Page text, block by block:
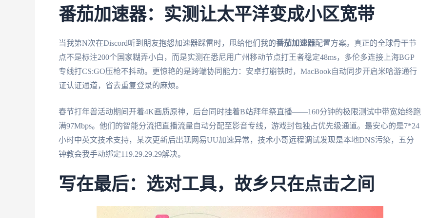
番茄加速器：实测让太平洋变成小区宽带
当我第N次在Discord听到朋友抱怨加速器踩雷时，甩给他们我的番茄加速器配置方案。真正的全球骨干节
点不是标注200个国家糊弄小白，而是实测在悉尼用广州移动节点打王者稳定48ms，多伦多连接上海BGP
专线打CS:GO压枪不抖动。更惊艳的是跨端协同能力：安卓打崩铁时，MacBook自动同步开启米哈游通行
证认证通道，省去重复登录的麻烦。
春节打年兽活动期间开着4K画质原神，后台同时挂着B站拜年祭直播——160分钟的极限测试中带宽始终跑
满97Mbps。他们的智能分流把直播流量自动分配至影音专线，游戏封包独占优先级通道。最安心的是7*24
小时中英文技术支持，某次更新后出现网易UU加速异常，技术小哥远程调试发现是本地DNS污染，五分
钟教会我手动绑定119.29.29.29解决。
写在最后：选对工具，故乡只在点击之间